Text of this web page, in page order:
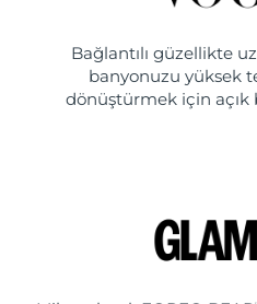
Bağlantılı güzellikte
banyonuzu yüksek
dönüştürmek için